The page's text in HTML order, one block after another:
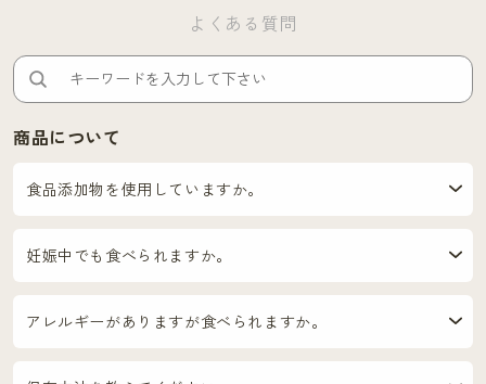
よくある質問
商品について
食品添加物を使用していますか。
妊娠中でも食べられますか。
アレルギーがありますが食べられますか。